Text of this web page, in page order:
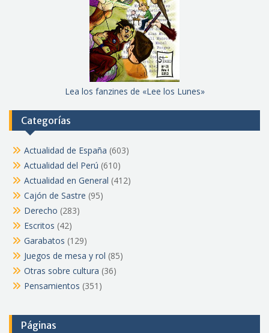
Lea los fanzines de «Lee los Lunes»
Categorías
Actualidad de España (603)
Actualidad del Perú (610)
Actualidad en General (412)
Cajón de Sastre (95)
Derecho (283)
Escritos (42)
Garabatos (129)
Juegos de mesa y rol (85)
Otras sobre cultura (36)
Pensamientos (351)
Páginas